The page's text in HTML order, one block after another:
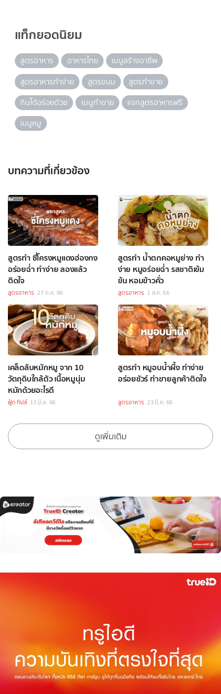
แท็กยอดนิยม
สูตรอาหาร อาหารไทย
เมนูสร้างอาชีพ
สูตรอาหารทำง่าย
สูตรขนม
สูตรทำขาย
กินได้อร่อยด้วย
เมนูทำขาย
แจกสูตรอาหารฟรี
เมนูหมู
บทความที่เกี่ยวข้อง
สูตรทำ ซี่โครงหมูแดงฮ่องกง
อร่อยฉ่ำ ทำง่าย ลองแล้ว
ติดใจ
สูตรอาหาร 27 ต.ค. 66
สูตรทำ น้ำตกคอหมูย่าง ทำ
ง่าย หมูอร่อยฉ่ำ รสชาติเข้ม
ข้น หอมข้าวคั่ว
สูตรอาหาร 1 ส.ค. 66
เคล็ดลับหมักหมู จาก 10
วัตถุดิบใกล้ตัว เนื้อหมูนุ่ม
หมักด้วยอะไรดี
ฟู้ด ทิปส์ 15 มิ.ย. 66
สูตรทำ หมูอบน้ำผึ้ง ทำง่าย
อร่อยชัวร์ ทำขายลูกค้าติดใจ
สูตรอาหาร 23 มี.ค. 66
ดูเพิ่มเติม